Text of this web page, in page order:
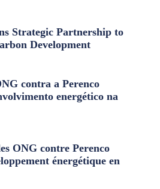
Strategic Partnership to
Development
contra a Perenco
energético na
ONG contre Perenco
énergétique en